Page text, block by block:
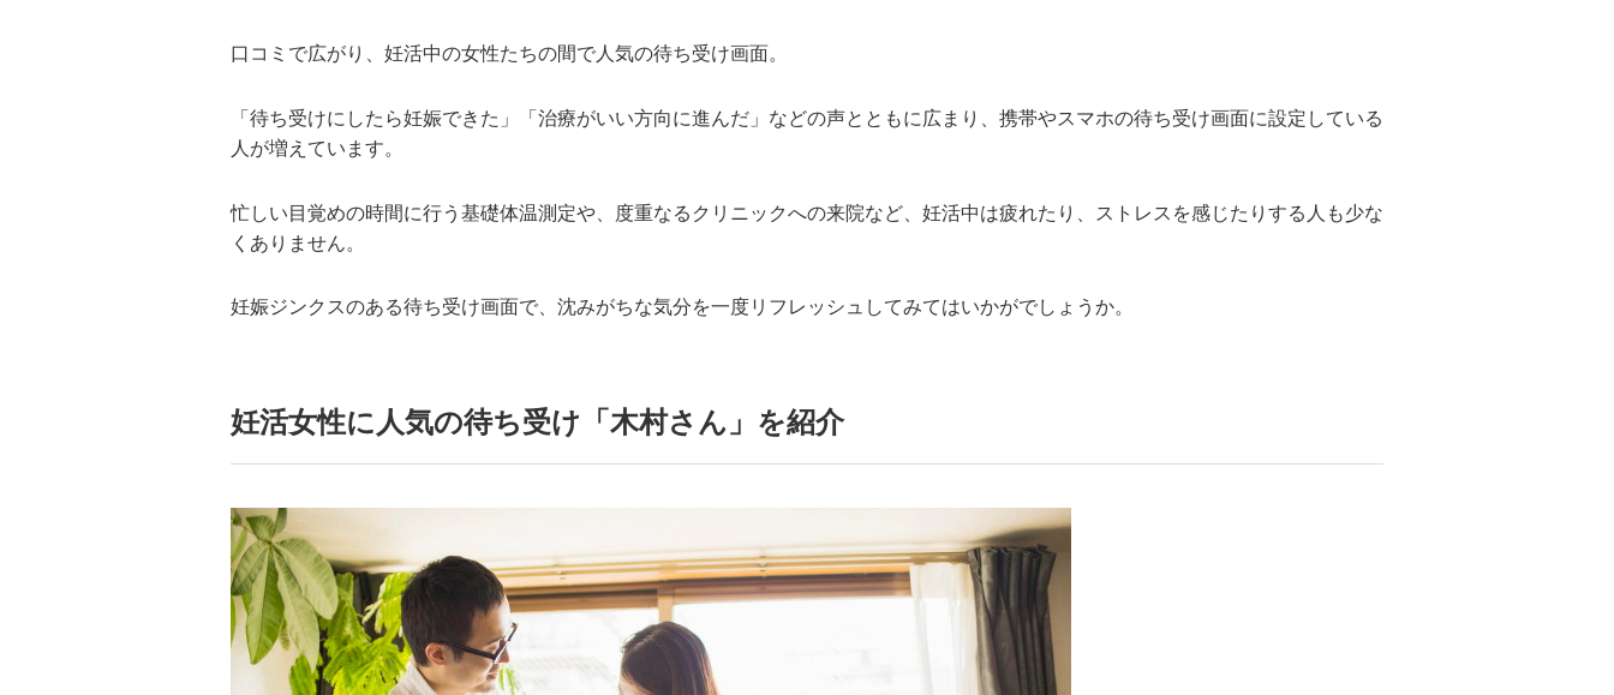
口コミで広がり、妊活中の女性たちの間で人気の待ち受け画面。
「待ち受けにしたら妊娠できた」「治療がいい方向に進んだ」などの声とともに広まり、携帯やスマホの待ち受け画面に設定している
人が増えています。
忙しい目覚めの時間に行う基礎体温測定や、度重なるクリニックへの来院など、妊活中は疲れたり、ストレスを感じたりする人も少な
くありません。
妊娠ジンクスのある待ち受け画面で、沈みがちな気分を一度リフレッシュしてみてはいかがでしょうか。
妊活女性に人気の待ち受け「木村さん」を紹介